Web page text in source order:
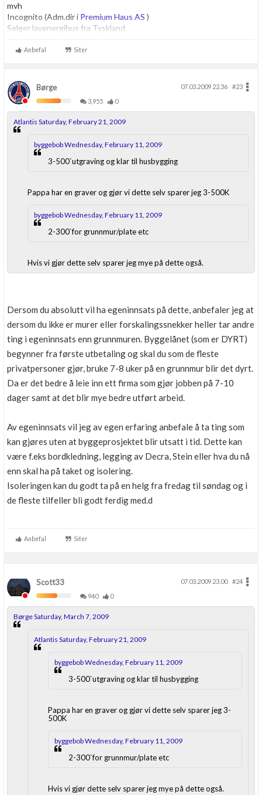
mvh
Incognito (Adm.dir i Premium Haus AS )
Selger lavenergihus fra Tyskland.
Anbefal Siter
Børge 07.03.2009 22.36
#23
3,955
0
Atlantis Saturday, February 21, 2009
byggebob Wednesday, February 11, 2009
3-500`utgraving og klar til husbygging
Pappa har en graver og gjør vi dette selv sparer jeg 3-500K
byggebob Wednesday, February 11, 2009
2-300`for grunnmur/plate etc
Hvis vi gjør dette selv sparer jeg mye på dette også.
Dersom du absolutt vil ha egeninnsats på dette, anbefaler jeg at
dersom du ikke er murer eller forskalingssnekker heller tar andre
ting i egeninnsats enn grunnmuren. Byggelånet (som er DYRT)
begynner fra første utbetaling og skal du som de fleste
privatpersoner gjør, bruke 7-8 uker på en grunnmur blir det dyrt.
Da er det bedre å leie inn ett firma som gjør jobben på 7-10
dager samt at det blir mye bedre utført arbeid.
Av egeninnsats vil jeg av egen erfaring anbefale å ta ting som
kan gjøres uten at byggeprosjektet blir utsatt i tid. Dette kan
være f.eks bordkledning, legging av Decra, Stein eller hva du nå
enn skal ha på taket og isolering.
Isoleringen kan du godt ta på en helg fra fredag til søndag og i
de fleste tilfeller bli godt ferdig med.d
Anbefal Siter
Scott33 07.03.2009 23.00
#24
940
0
Børge Saturday, March 7, 2009
Atlantis Saturday, February 21, 2009
byggebob Wednesday, February 11, 2009
3-500`utgraving og klar til husbygging
Pappa har en graver og gjør vi dette selv sparer jeg 3-
500K
byggebob Wednesday, February 11, 2009
2-300`for grunnmur/plate etc
Hvis vi gjør dette selv sparer jeg mye på dette også.